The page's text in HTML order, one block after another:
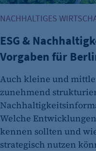
Zweck:
Dieser Cookie
Cookie Laufzeit:
1 Jahr
NACHHALTIGES
ESG &
Vorgaben für
Auch kleine und
zunehmend
Welche
kennen sollten und
strategisch nutzen